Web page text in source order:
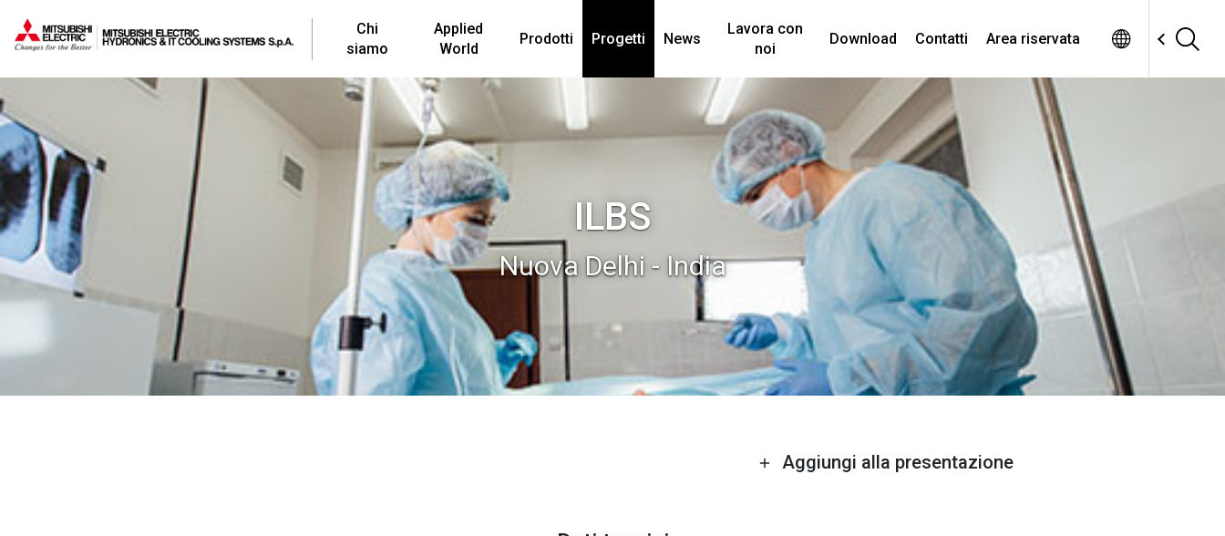
Chi
siamo
Applied
World
Prodotti Progetti News
Lavora con
noi
Download Contatti Area riservata
ILBS
Nuova Delhi - India
Aggiungi alla presentazione